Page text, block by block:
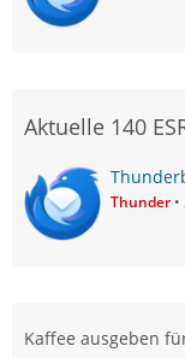
Aktuelle 140
Thunder
Kaffee ausgeben